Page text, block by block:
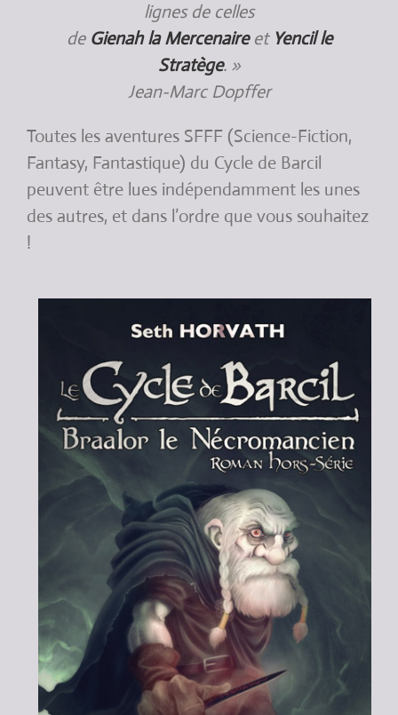
lignes de celles
de Gienah la Mercenaireet Yencil le
Stratège. »
Jean-Marc Dopffer
Toutes les aventures SFFF (Science-Fiction,
Fantasy, Fantastique) du Cycle de Barcil
peuvent être lues indépendamment les unes
des autres, et dans l’ordre que vous souhaitez
!